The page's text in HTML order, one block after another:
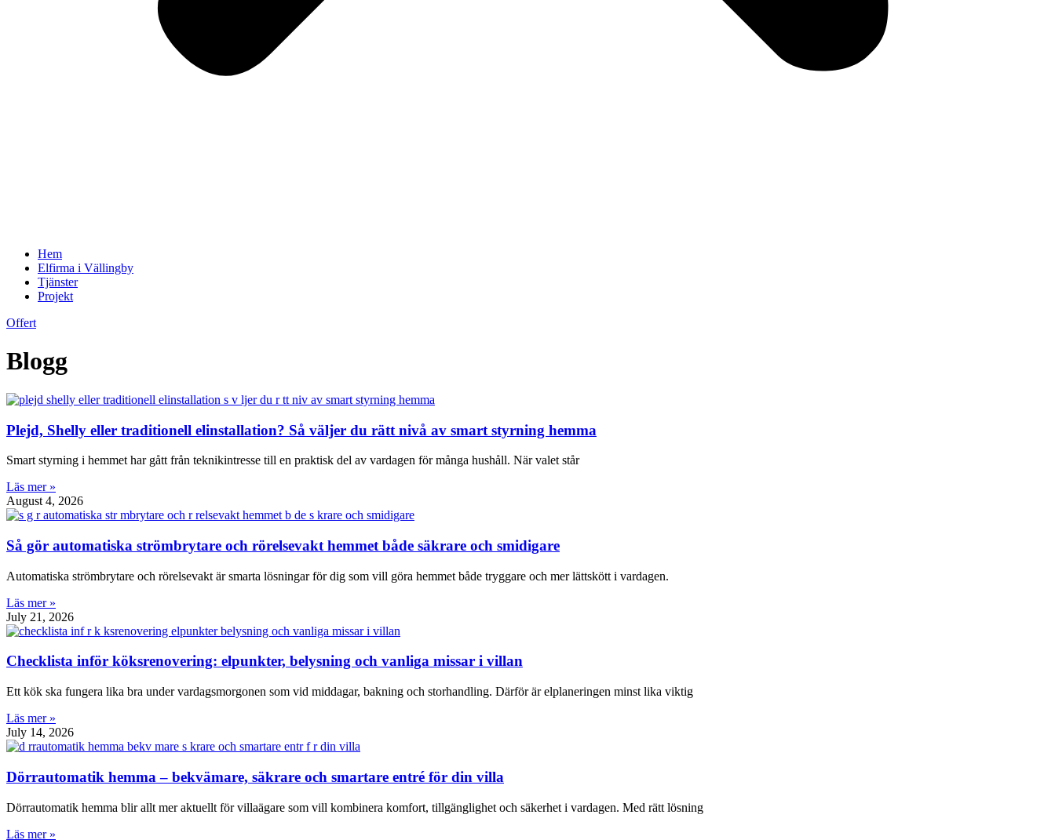
Hem
Elfirma i Vällingby
Tjänster
Projekt
Offert
Blogg
Plejd, Shelly eller traditionell elinstallation? Så väljer du rätt nivå av smart styrning hemma
Smart styrning i hemmet har gått från teknikintresse till en praktisk del av vardagen för många hushåll. När valet står
Läs mer »
August 4, 2026
Så gör automatiska strömbrytare och rörelsevakt hemmet både säkrare och smidigare
Automatiska strömbrytare och rörelsevakt är smarta lösningar för dig som vill göra hemmet både tryggare och mer lättskött i vardagen.
Läs mer »
July 21, 2026
Checklista inför köksrenovering: elpunkter, belysning och vanliga missar i villan
Ett kök ska fungera lika bra under vardagsmorgonen som vid middagar, bakning och storhandling. Därför är elplaneringen minst lika viktig
Läs mer »
July 14, 2026
Dörrautomatik hemma – bekvämare, säkrare och smartare entré för din villa
Dörrautomatik hemma blir allt mer aktuellt för villaägare som vill kombinera komfort, tillgänglighet och säkerhet i vardagen. Med rätt lösning
Läs mer »